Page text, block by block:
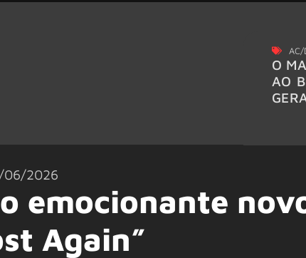
AC/
O
AO
06/2026
emocionante
Again”